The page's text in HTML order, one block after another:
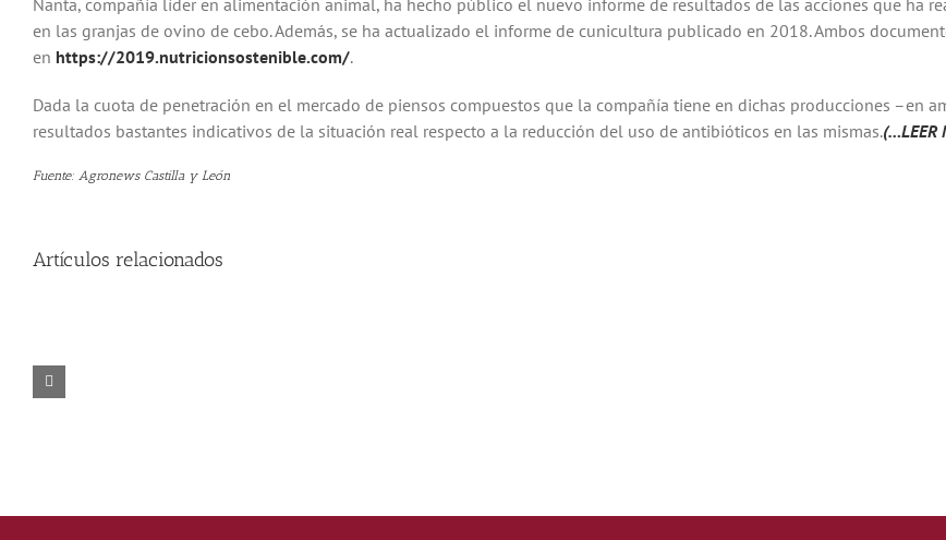
Nanta, compañía líder en alimentación animal, ha hecho público el nuevo informe de resultados de las acciones que ha
en las granjas de ovino de cebo. Además, se ha actualizado el informe de cunicultura publicado en 2018. Ambos
en https://2019.nutricionsostenible.com/.
Dada la cuota de penetración en el mercado de piensos compuestos que la compañía tiene en dichas producciones –en
resultados bastantes indicativos de la situación real respecto a la reducción del uso de antibióticos en las mismas.(…LEER
Fuente: Agronews Castilla y León
Artículos relacionados